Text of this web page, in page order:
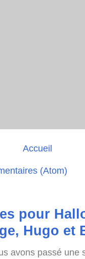
Accueil
(Atom)
pour
Hugo et
avons passé une